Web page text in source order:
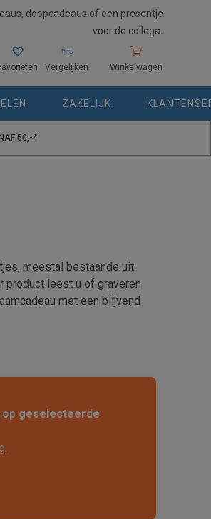
doopcadeaus of een presentje
voor de collega.
Vergelijken Winkelwagen
ZAKELIJK
50,-*
meestal bestaande uit
product leest u of graveren
met een blijvend
op geselecteerde